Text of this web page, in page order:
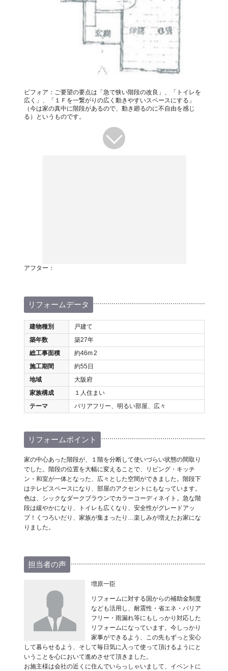
ビフォア：ご要望の要点は「急で狭い階段の改良」、「トイレを
広く」、「１Ｆを一繋がりの広く動きやすいスペースにする」
（今は家の真中に階段があるので、動き廻るのに不自由を感じ
る）というものです。
アフター：
リフォームデータ
建物種別
戸建て
築年数
築27年
総工事面積
約46m2
施工期間
約55日
地域
大阪府
家族構成
１人住まい
テーマ
バリアフリー、明るい部屋、広々
リフォームポイント
家の中心あった階段が、１階を分断して使いづらい状態の間取り
でした。階段の位置を大幅に変えることで、リビング・キッチ
ン・和室が一体となった、広々とした空間ができました。階段下
はテレビスペースになり、部屋のアクセントにもなっています。
色は、シックなダークブラウンでカラーコーディネイト。急な階
段は緩やかになり、トイレも広くなり、安全性がグレードアッ
プ！くつろいだり、家族が集まったり…楽しみが増えたお家にな
りました。
担当者の声
増原一臣
リフォームに対する国からの補助金制度
なども活用し、耐震性・省エネ・バリア
フリー・雨漏れ等にもしっかり対応した
リフォームになっています。今しっかり
家事ができるよう、この先もずっと安心
して暮らせるよう、そして毎日気に入って使って頂けるようにと
いうことを心において進めさせて頂きました。
お施主様は会社の近くに住んでいらっしゃいまして、イベントに